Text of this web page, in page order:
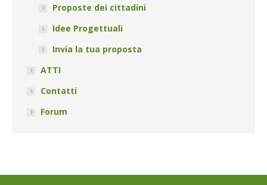
Proposte dei cittadini
Idee Progettuali
Invia la tua proposta
ATTI
Contatti
Forum